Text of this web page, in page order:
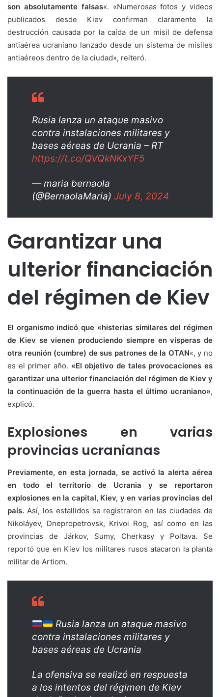
son absolutamente falsas«. «Numerosas fotos y videos
publicados desde Kiev confirman claramente la
destrucción causada por la caída de un misil de defensa
antiaérea ucraniano lanzado desde un sistema de misiles
antiaéreos dentro de la ciudad», reiteró.
Rusia lanza un ataque masivo
contra instalaciones militares y
bases aéreas de Ucrania – RT
https://t.co/QVQkNKxYF5
— maria bernaola
(@BernaolaMaria) July 8, 2024
Garantizar una
ulterior financiación
del régimen de Kiev
El organismo indicó que «histerias similares del régimen
de Kiev se vienen produciendo siempre en vísperas de
otra reunión (cumbre) de sus patrones de la OTAN«, y no
es el primer año. «El objetivo de tales provocaciones es
garantizar una ulterior financiación del régimen de Kiev y
la continuación de la guerra hasta el último ucraniano»,
explicó.
Explosiones en varias
provincias ucranianas
Previamente, en esta jornada, se activó la alerta aérea
en todo el territorio de Ucrania y se reportaron
explosiones en la capital, Kiev, y en varias provincias del
país. Así, los estallidos se registraron en las ciudades de
Nikoláyev, Dnepropetrovsk, Krivoi Rog, así como en las
provincias de Járkov, Sumy, Cherkasy y Poltava. Se
reportó que en Kiev los militares rusos atacaron la planta
militar de Artiom.
Rusia lanza un ataque masivo
contra instalaciones militares y
bases aéreas de Ucrania
La ofensiva se realizó en respuesta
a los intentos del régimen de Kiev